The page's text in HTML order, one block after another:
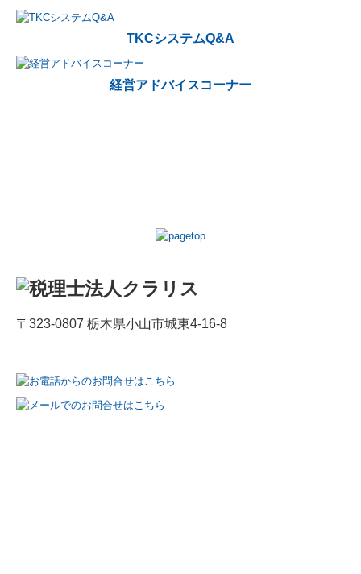
TKCシステムQ&A
経営アドバイスコーナー
〒323-0807 栃木県小山市城東4-16-8